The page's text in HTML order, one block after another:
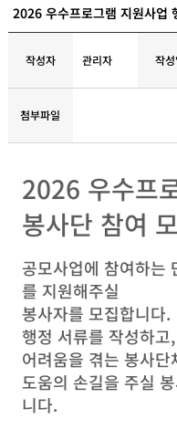
2026 우수프로그램 지원사업
작성자 관리자 작
첨부파일
2026 우수프
봉사단 참여
공모사업에 참여하는
를 지원해주실
봉사자를 모집합니다.
행정 서류를 작성하
어려움을 겪는 봉사단
도움의 손길을 주실
니다.